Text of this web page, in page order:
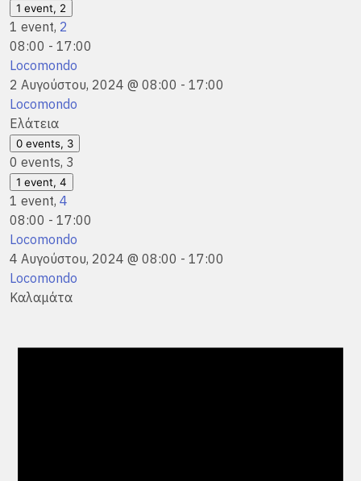
1 event, 2
1 event, 2
08:00 - 17:00
Locomondo
2 Αυγούστου, 2024 @ 08:00 - 17:00
Locomondo
Ελάτεια
0 events, 3
0 events, 3
1 event, 4
1 event, 4
08:00 - 17:00
Locomondo
4 Αυγούστου, 2024 @ 08:00 - 17:00
Locomondo
Καλαμάτα